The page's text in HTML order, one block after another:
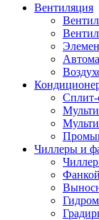
Вентиляция
Чиллеры и